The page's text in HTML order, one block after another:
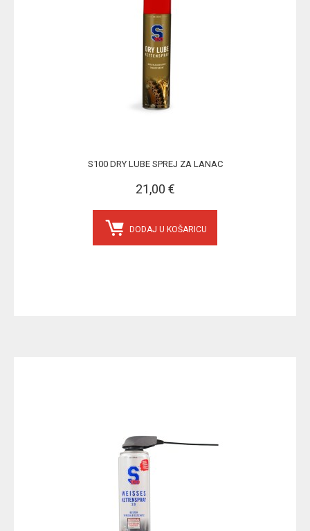
S100 DRY LUBE SPREJ ZA LANAC
21,00 €
DODAJ U KOŠARICU